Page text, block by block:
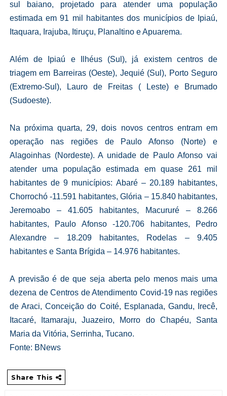
sul baiano, projetado para atender uma população
estimada em 91 mil habitantes dos municípios de Ipiaú,
Itaquara, Irajuba, Itiruçu, Planaltino e Apuarema.
Além de Ipiaú e Ilhéus (Sul), já existem centros de
triagem em Barreiras (Oeste), Jequié (Sul), Porto Seguro
(Extremo-Sul), Lauro de Freitas ( Leste) e Brumado
(Sudoeste).
Na próxima quarta, 29, dois novos centros entram em
operação nas regiões de Paulo Afonso (Norte) e
Alagoinhas (Nordeste). A unidade de Paulo Afonso vai
atender uma população estimada em quase 261 mil
habitantes de 9 municípios: Abaré – 20.189 habitantes,
Chorrochó -11.591 habitantes, Glória – 15.840 habitantes,
Jeremoabo – 41.605 habitantes, Macururé – 8.266
habitantes, Paulo Afonso -120.706 habitantes, Pedro
Alexandre – 18.209 habitantes, Rodelas – 9.405
habitantes e Santa Brígida – 14.976 habitantes.
A previsão é de que seja aberta pelo menos mais uma
dezena de Centros de Atendimento Covid-19 nas regiões
de Araci, Conceição do Coité, Esplanada, Gandu, Irecê,
Itacaré, Itamaraju, Juazeiro, Morro do Chapéu, Santa
Maria da Vitória, Serrinha, Tucano.
Fonte: BNews
Share This